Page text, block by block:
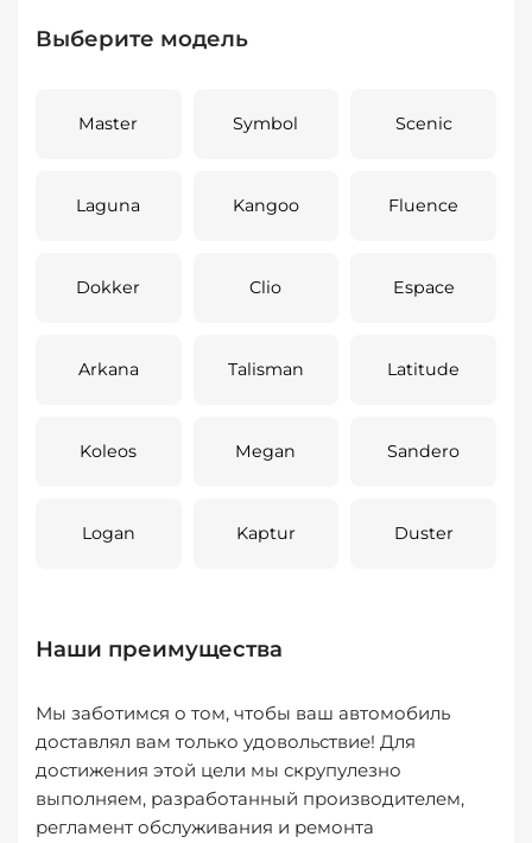
Выберите модель
Master Symbol Scenic
Laguna Kangoo Fluence
Dokker Clio Espace
Arkana Talisman Latitude
Koleos Megan Sandero
Logan Kaptur Duster
Наши преимущества
Мы заботимся о том, чтобы ваш автомобиль
доставлял вам только удовольствие! Для
достижения этой цели мы скрупулезно
выполняем, разработанный производителем,
регламент обслуживания и ремонта